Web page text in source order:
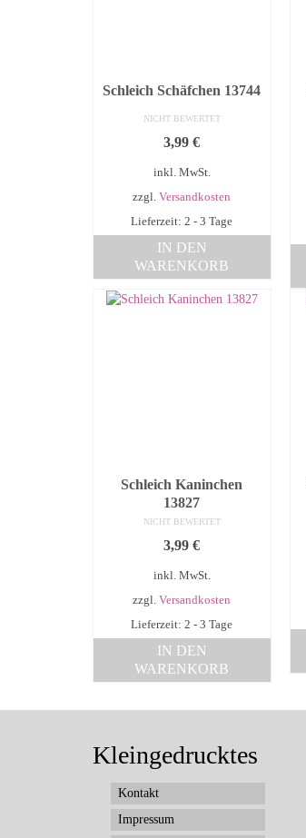
Schleich Schäfchen 13744
NICHT BEWERTET
3,99€
inkl. MwSt.
zzgl.Versandkosten
Lieferzeit: 2 - 3 Tage
IN DEN
WARENKORB
Schleich Kaninchen
13827
NICHT BEWERTET
3,99€
inkl. MwSt.
zzgl.Versandkosten
Lieferzeit: 2 - 3 Tage
IN DEN
WARENKORB
Kleingedrucktes
Kontakt
Impressum